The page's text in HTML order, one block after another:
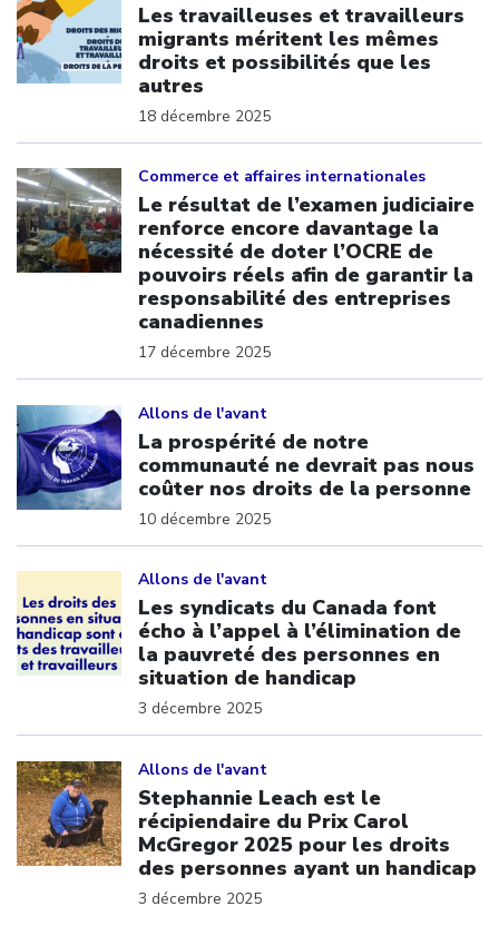
Les travailleuses et travailleurs
migrants méritent les mêmes
droits et possibilités que les
autres
18 décembre 2025
Commerce et affaires internationales
Le résultat de l’examen judiciaire
renforce encore davantage la
nécessité de doter l’OCRE de
pouvoirs réels afin de garantir la
responsabilité des entreprises
canadiennes
17 décembre 2025
Allons de l'avant
La prospérité de notre
communauté ne devrait pas nous
coûter nos droits de la personne
10 décembre 2025
Allons de l'avant
Les syndicats du Canada font
écho à l’appel à l’élimination de
la pauvreté des personnes en
situation de handicap
3 décembre 2025
Allons de l'avant
Stephannie Leach est le
récipiendaire du Prix Carol
McGregor 2025 pour les droits
des personnes ayant un handicap
3 décembre 2025